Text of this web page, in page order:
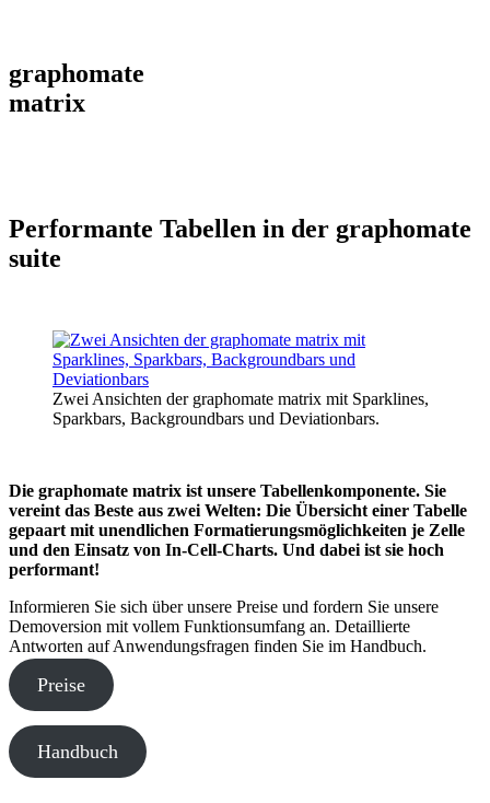
graphomate
matrix
Performante Tabellen in der graphomate
suite
Zwei Ansichten der graphomate matrix mit Sparklines,
Sparkbars, Backgroundbars und Deviationbars.
Die graphomate matrix ist unsere Tabellenkomponente. Sie
vereint das Beste aus zwei Welten: Die Übersicht einer Tabelle
gepaart mit unendlichen Formatierungsmöglichkeiten je Zelle
und den Einsatz von In-Cell-Charts. Und dabei ist sie hoch
performant!
Informieren Sie sich über unsere Preise und fordern Sie unsere
Demoversion mit vollem Funktionsumfang an. Detaillierte
Antworten auf Anwendungsfragen finden Sie im Handbuch.
Preise
Handbuch